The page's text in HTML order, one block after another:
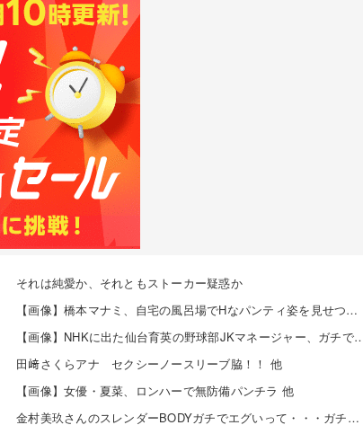
それは純愛か、それともストーカー疑惑か
【画像】橋本マナミ、自宅の風呂場でHなパンティ姿を見せつける 他
【画像】NHKに出た仙台育英の野球部JK
田﨑さくらアナ セクシーノースリーブ脇！！ 他
【画像】女優・夏菜、ロンハーで無防備パンチラ 他
金村美玖さんのスレンダーBODYガチでエグいって・・・ガチでエグいって・・・ 他